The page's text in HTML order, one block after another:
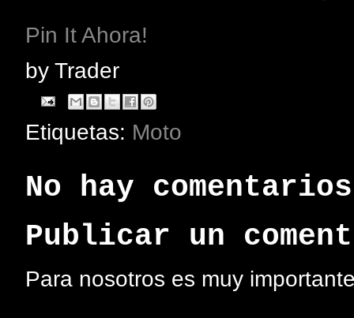
Pin It Ahora!
by Trader
Etiquetas: Moto
No hay
Publicar un
Para nosotros es muy